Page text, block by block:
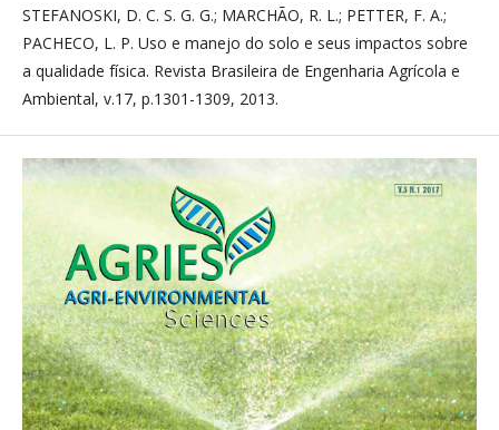
STEFANOSKI, D. C. S. G. G.; MARCHÃO, R. L.; PETTER, F. A.;
PACHECO, L. P. Uso e manejo do solo e seus impactos sobre
a qualidade física. Revista Brasileira de Engenharia Agrícola e
Ambiental, v.17, p.1301-1309, 2013.